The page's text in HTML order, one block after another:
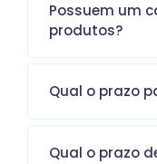
Possuem um
produtos?
Qual o prazo
Qual o prazo